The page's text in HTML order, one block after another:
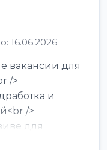
16.06.2026
вакансии для
/>
и
/>
для